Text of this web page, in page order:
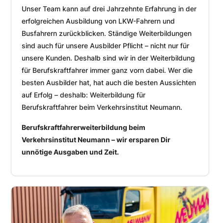
Unser Team kann auf drei Jahrzehnte Erfahrung in der
erfolgreichen Ausbildung von LKW-Fahrern und
Busfahrern zurückblicken. Ständige Weiterbildungen
sind auch für unsere Ausbilder Pflicht – nicht nur für
unsere Kunden. Deshalb sind wir in der Weiterbildung
für Berufskraftfahrer immer ganz vorn dabei. Wer die
besten Ausbilder hat, hat auch die besten Aussichten
auf Erfolg – deshalb: Weiterbildung für
Berufskraftfahrer beim Verkehrsinstitut Neumann.
Berufskraftfahrerweiterbildung beim
Verkehrsinstitut Neumann – wir ersparen Dir
unnötige Ausgaben und Zeit.